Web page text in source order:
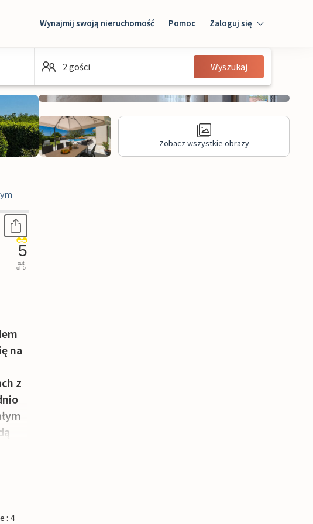
Wynajmij swoją nieruchomość Pomoc Zaloguj się
Zaloguj się
Gość
2 gości Wyszukaj
Zobacz wszystkie obrazy
5
out
of 5
na
z
: 4